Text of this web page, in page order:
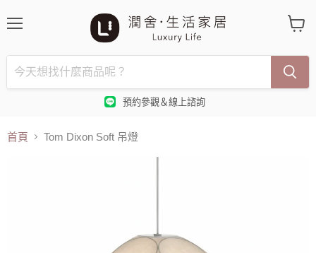
預約參觀＆線上諮詢
購
物
車
首頁 Tom Dixon Soft 吊燈